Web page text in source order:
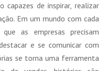
de inspirar, realizar
Em um mundo com cada
as empresas precisam
e se comunicar com
se torna uma ferramenta